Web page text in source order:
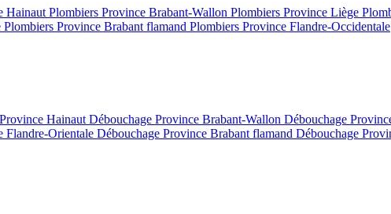
Hainaut Plombiers Province Brabant-Wallon Plombiers Province Liège
Plombiers Province Brabant flamand Plombiers Province Flandre-Occidentale
Hainaut Débouchage Province Brabant-Wallon Débouchage
Flandre-Orientale Débouchage Province Brabant flamand Débouchage